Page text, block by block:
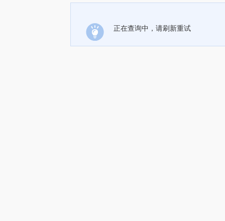
正在查询中，请刷新重试